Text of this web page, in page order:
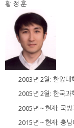
황 정 훈
2003년 2월: 한양대
2005년 2월: 한국과
2005년～현재: 국
2015년～현재: 충